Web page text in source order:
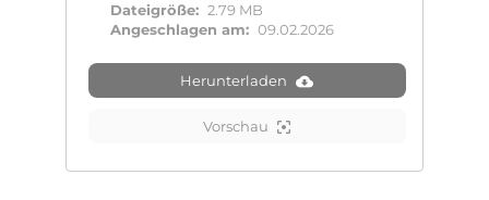
Dateigröße: 2.79 MB
Angeschlagen am: 09.02.2026
Herunterladen
Vorschau